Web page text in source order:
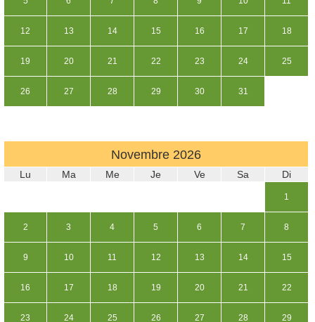
12 13 14 15 16 17 18
19 20 21 22 23 24 25
26 27 28 29 30 31
Novembre 2026
Lu Ma Me Je Ve Sa Di
1
2 3 4 5 6 7 8
9 10 11 12 13 14 15
16 17 18 19 20 21 22
23 24 25 26 27 28 29